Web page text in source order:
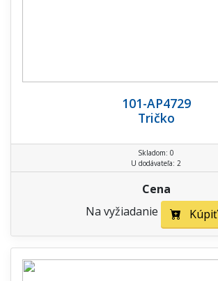
101-AP4729
Tričko
Skladom: 0
U dodávateľa: 2
Cena
Na vyžiadanie
Kúpiť